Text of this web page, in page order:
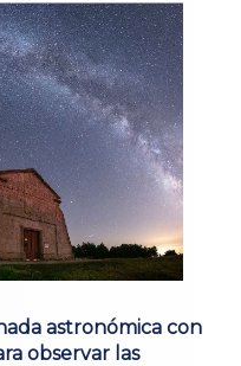
astronómica con
observar las